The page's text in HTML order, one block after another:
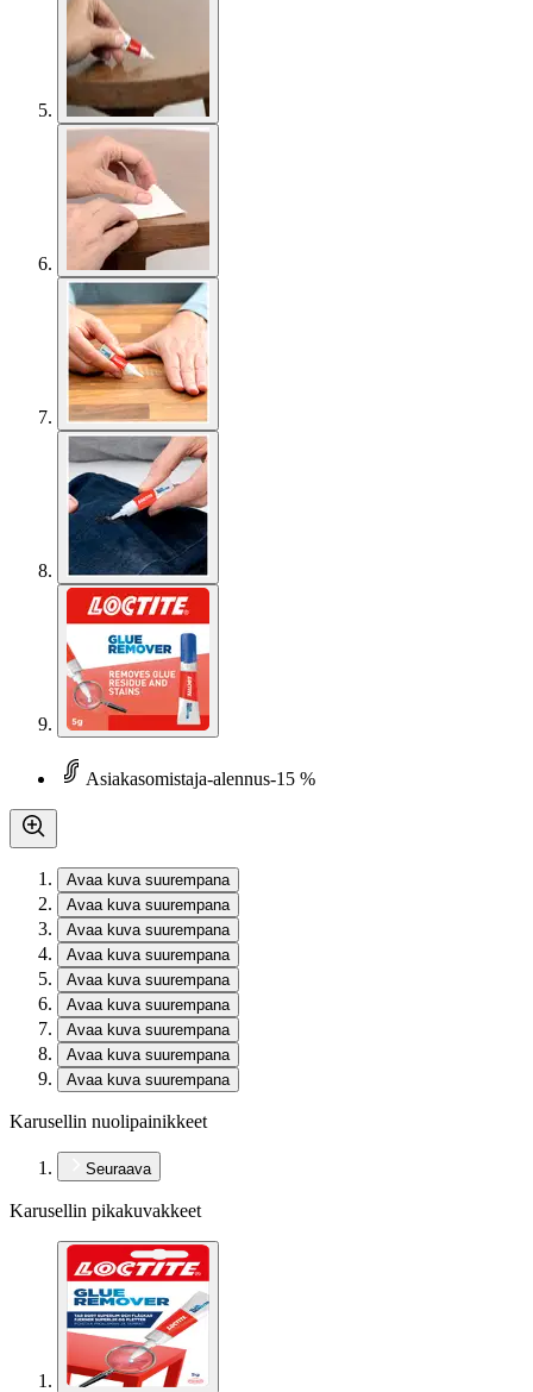
Asiakasomistaja-alennus-15 %
Avaa kuva suurempana
Avaa kuva suurempana
Avaa kuva suurempana
Avaa kuva suurempana
Avaa kuva suurempana
Avaa kuva suurempana
Avaa kuva suurempana
Avaa kuva suurempana
Avaa kuva suurempana
Karusellin nuolipainikkeet
Seuraava
Karusellin pikakuvakkeet